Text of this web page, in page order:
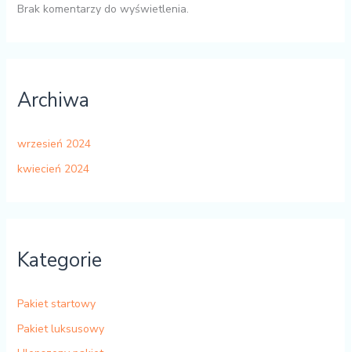
Brak komentarzy do wyświetlenia.
Archiwa
wrzesień 2024
kwiecień 2024
Kategorie
Pakiet startowy
Pakiet luksusowy